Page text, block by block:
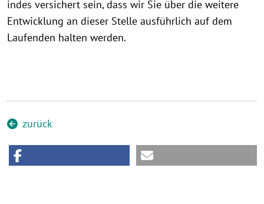
indes versichert sein, dass wir Sie über die weitere
Entwicklung an dieser Stelle ausführlich auf dem
Laufenden halten werden.
zurück